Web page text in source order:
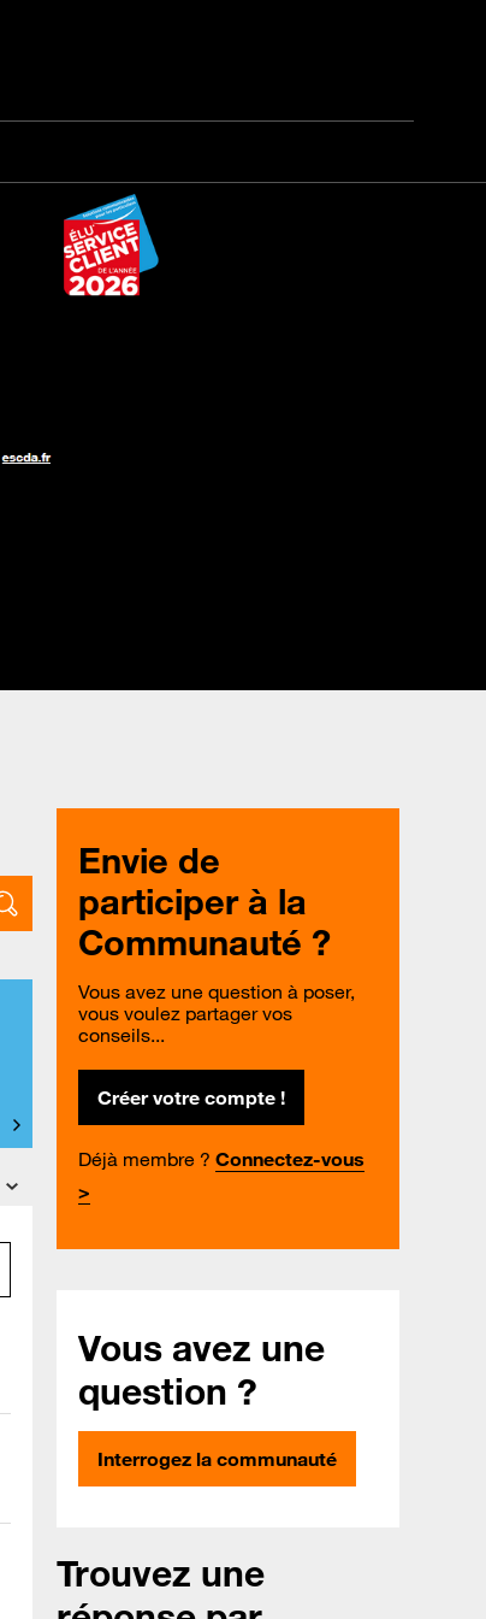
Envie de
participer à la
Communauté ?
Vous avez une question à poser,
vous voulez partager vos
conseils...
Créer votre compte !
Déjà membre ? Connectez-vous
>
Vous avez une
question ?
Interrogez la communauté
Trouvez une